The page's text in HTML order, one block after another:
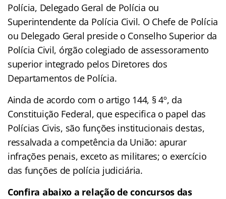
Polícia, Delegado Geral de Polícia ou
Superintendente da Polícia Civil. O Chefe de Polícia
ou Delegado Geral preside o Conselho Superior da
Polícia Civil, órgão colegiado de assessoramento
superior integrado pelos Diretores dos
Departamentos de Polícia.
Ainda de acordo com o artigo 144, § 4º, da
Constituição Federal, que especifica o papel das
Polícias Civis, são funções institucionais destas,
ressalvada a competência da União: apurar
infrações penais, exceto as militares; o exercício
das funções de polícia judiciária.
Confira abaixo a relação de concursos das